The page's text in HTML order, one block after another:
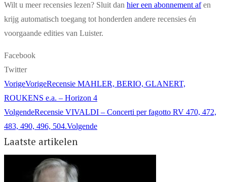
Wilt u meer recensies lezen? Sluit dan hier een abonnement afen
krijg automatisch toegang tot honderden andere recensies én
voorgaande edities van Luister.
Facebook
Twitter
VorigeVorigeRecensie MAHLER, BERIO, GLANERT,
ROUKENS e.a. – Horizon 4
VolgendeRecensie VIVALDI – Concerti per fagotto RV 470, 472,
483, 490, 496, 504.Volgende
Laatste artikelen